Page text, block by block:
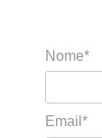
Nome*
Email*